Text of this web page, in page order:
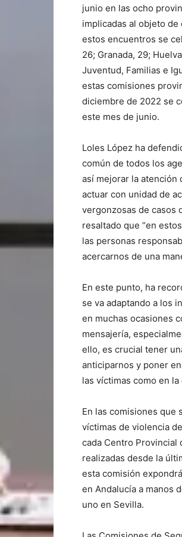
junio en las ocho
implicadas al objeto
estos encuentros se
26; Granada, 29;
Juventud, Familias e
estas comisiones
diciembre de 2022 se
este mes de junio.
Loles López ha
común de todos los
así mejorar la atención
actuar con unidad de
vergonzosas de casos
resaltado que “en
las personas
acercarnos de una
En este punto, ha
se va adaptando a los
en muchas ocasiones
mensajería,
ello, es crucial tener
anticiparnos y poner
las víctimas como en la
En las comisiones que
víctimas de violencia
cada Centro Provincial
realizadas desde la
esta comisión
en Andalucía a manos
uno en Sevilla.